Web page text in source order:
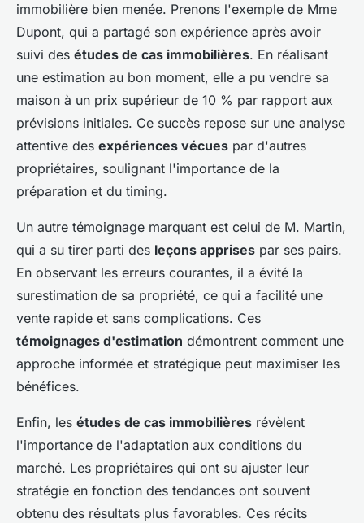
immobilière bien menée. Prenons l'exemple de Mme
Dupont, qui a partagé son expérience après avoir
suivi des études de cas immobilières. En réalisant
une estimation au bon moment, elle a pu vendre sa
maison à un prix supérieur de 10 % par rapport aux
prévisions initiales. Ce succès repose sur une analyse
attentive des expériences vécues par d'autres
propriétaires, soulignant l'importance de la
préparation et du timing.
Un autre témoignage marquant est celui de M. Martin,
qui a su tirer parti des leçons apprises par ses pairs.
En observant les erreurs courantes, il a évité la
surestimation de sa propriété, ce qui a facilité une
vente rapide et sans complications. Ces
témoignages d'estimation démontrent comment une
approche informée et stratégique peut maximiser les
bénéfices.
Enfin, les études de cas immobilières révèlent
l'importance de l'adaptation aux conditions du
marché. Les propriétaires qui ont su ajuster leur
stratégie en fonction des tendances ont souvent
obtenu des résultats plus favorables. Ces récits